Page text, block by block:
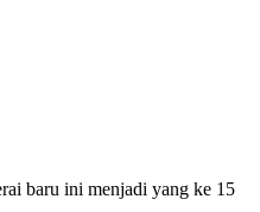
baru ini menjadi yang ke 15